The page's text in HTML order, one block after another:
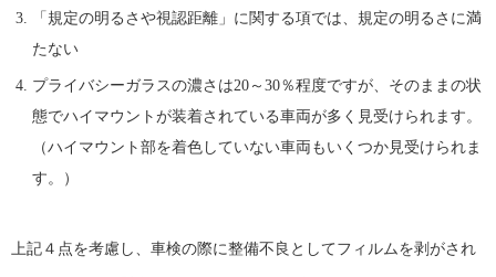
「規定の明るさや視認距離」に関する項では、規定の明るさに満
たない
プライバシーガラスの濃さは20～30％程度ですが、そのままの状
態でハイマウントが装着されている車両が多く見受けられます。
（ハイマウント部を着色していない車両もいくつか見受けられま
す。）
上記４点を考慮し、車検の際に整備不良としてフィルムを剥がされ